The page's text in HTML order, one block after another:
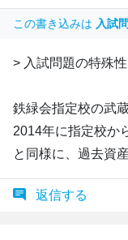
この書き込みは 入試
> 入試問題の特殊性
鉄緑会指定校の武
2014年に指定校か
と同様に、過去資
返信する